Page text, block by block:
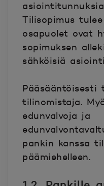
Tilisopimus
osapuolet ovat
sopimuksen
sähköisiä
Pääsääntöisesti
tilinomistaja.
edunvalvoja ja
pankin kanssa
päämiehelleen.